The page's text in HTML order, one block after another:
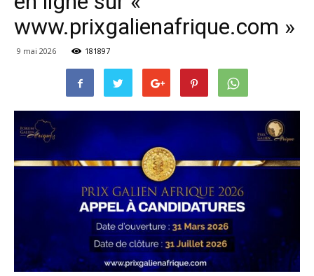
www.prixgalienafrique.com »
9 mai 2026 181897